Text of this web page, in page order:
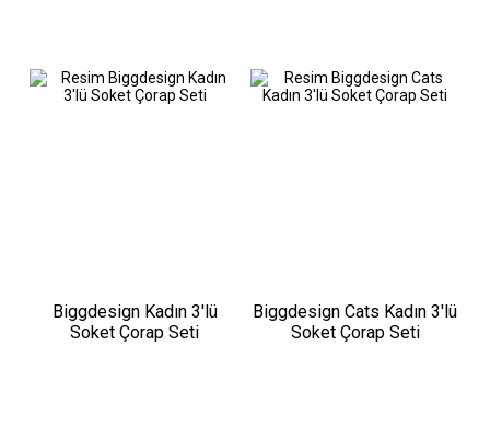
Biggdesign Kadın 3'lü
Soket Çorap Seti
Biggdesign Cats Kadın 3'lü
Soket Çorap Seti